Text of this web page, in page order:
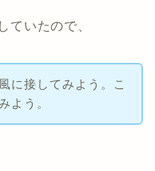
ていたので、
に接してみよう。こ
よう。